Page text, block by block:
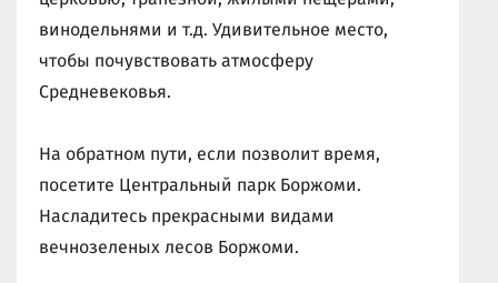
винодельнями и т.д. Удивительное место,
чтобы почувствовать атмосферу
Средневековья.
На обратном пути, если позволит время,
посетите Центральный парк Боржоми.
Насладитесь прекрасными видами
вечнозеленых лесов Боржоми.